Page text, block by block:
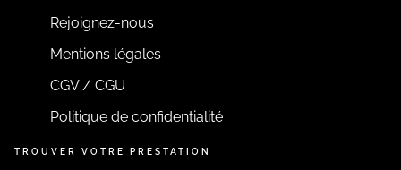
Rejoignez-nous
Mentions légales
CGV / CGU
Politique de confidentialité
TROUVER VOTRE PRESTATION